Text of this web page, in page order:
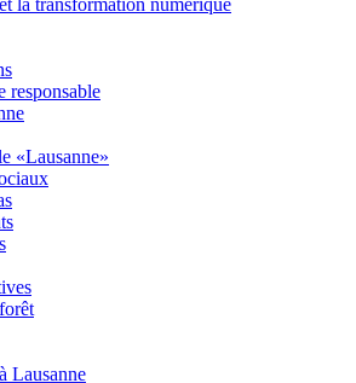
responsable
«Lausanne»
Lausanne